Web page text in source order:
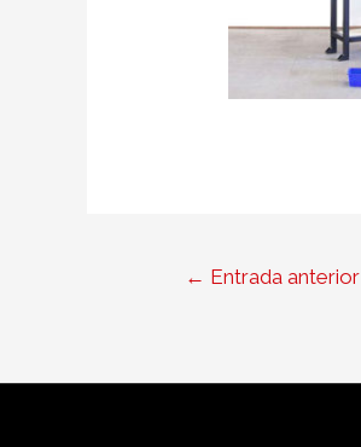
← Entrada anterior